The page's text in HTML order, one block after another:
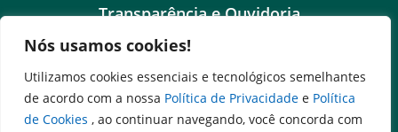
Nós usamos cookies!
Utilizamos cookies essenciais e tecnológicos semelhantes
de acordo com a nossa Política de Privacidade e Política
de Cookies , ao continuar navegando, você concorda com
Transparência e Ouvidoria
LGPD
Goiás Transparência
Dados Abertos Goiás
SIC – Serviço de Informação ao Cidadão